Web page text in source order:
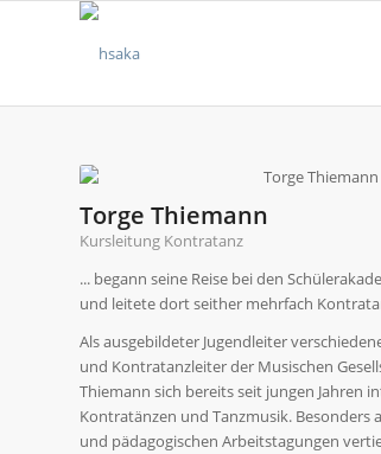
Torge Thiemann
Kursleitung Kontratanz
... begann seine Reise bei den
und leitete dort seither mehrfach
Als ausgebildeter Jugendleiter
und Kontratanzleiter der Musischen
Thiemann sich bereits seit jungen Jahren
Kontratänzen und Tanzmusik. Besonders
und pädagogischen Arbeitstagungen